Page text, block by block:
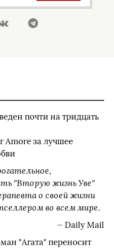
почти на тридцать
Amore за лучшее
"Вторую жизнь Уве"
о своей жизни
во всем мире.
— Daily Mail
"Агата" переносит